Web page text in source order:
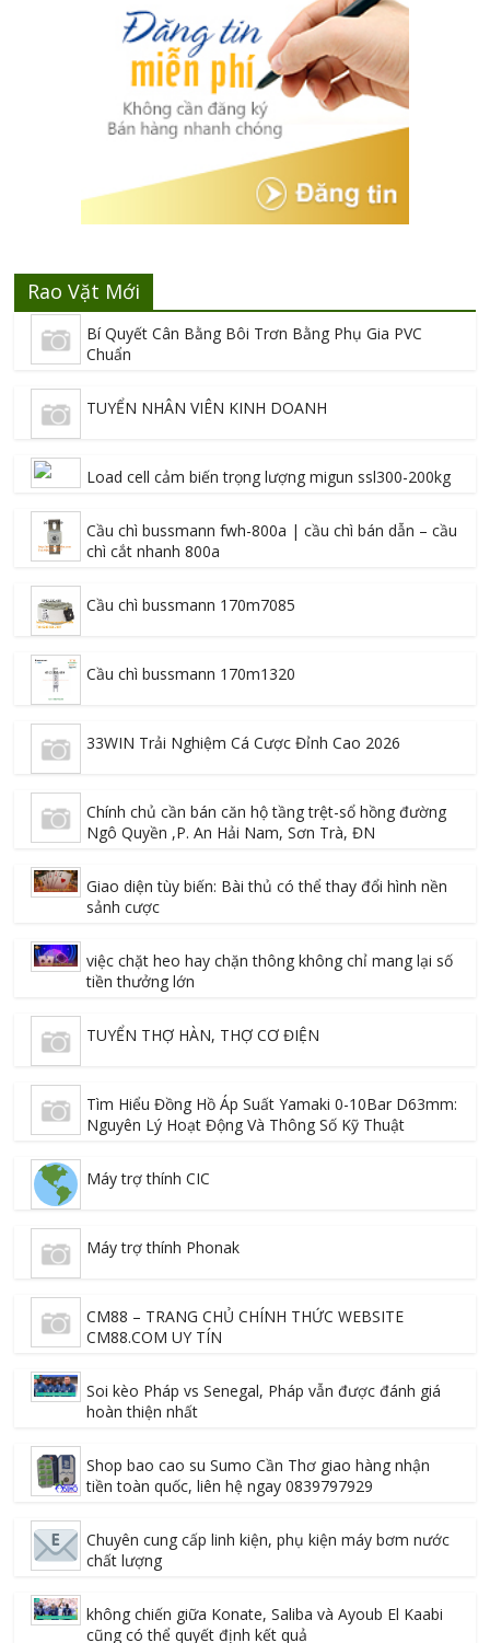
Rao Vặt Mới
Bí Quyết Cân Bằng Bôi Trơn Bằng Phụ Gia PVC
Chuẩn
TUYỂN NHÂN VIÊN KINH DOANH
Load cell cảm biến trọng lượng migun ssl300-200kg
Cầu chì bussmann fwh-800a | cầu chì bán dẫn – cầu
chì cắt nhanh 800a
Cầu chì bussmann 170m7085
Cầu chì bussmann 170m1320
33WIN Trải Nghiệm Cá Cược Đỉnh Cao 2026
Chính chủ cần bán căn hộ tầng trệt-sổ hồng đường
Ngô Quyền ,P. An Hải Nam, Sơn Trà, ĐN
Giao diện tùy biến: Bài thủ có thể thay đổi hình nền
sảnh cược
việc chặt heo hay chặn thông không chỉ mang lại số
tiền thưởng lớn
TUYỂN THỢ HÀN, THỢ CƠ ĐIỆN
Tìm Hiểu Đồng Hồ Áp Suất Yamaki 0-10Bar D63mm:
Nguyên Lý Hoạt Động Và Thông Số Kỹ Thuật
Máy trợ thính CIC
Máy trợ thính Phonak
CM88 – TRANG CHỦ CHÍNH THỨC WEBSITE
CM88.COM UY TÍN
Soi kèo Pháp vs Senegal, Pháp vẫn được đánh giá
hoàn thiện nhất
Shop bao cao su Sumo Cần Thơ giao hàng nhận
tiền toàn quốc, liên hệ ngay 0839797929
Chuyên cung cấp linh kiện, phụ kiện máy bơm nước
chất lượng
không chiến giữa Konate, Saliba và Ayoub El Kaabi
cũng có thể quyết định kết quả